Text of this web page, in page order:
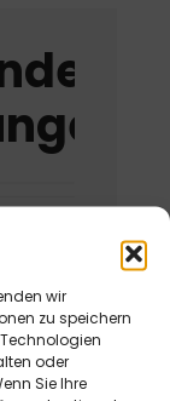
wir
zu speichern
oder
Sie Ihre